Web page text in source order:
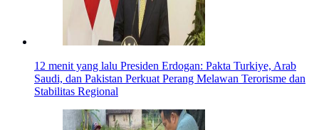
12 menit yang lalu Presiden Erdogan: Pakta Turkiye, Arab
Saudi, dan Pakistan Perkuat Perang Melawan Terorisme dan
Stabilitas Regional